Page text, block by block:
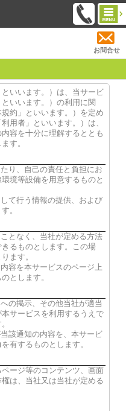
お問合せ
いいます。）は、当サービ
いいます。）の利用に関
約」といいます。）を定め
用者」といいます。）は、
容を十分に理解するととも
す。
り、自己の責任と負担にお
境等設備を用意するものと
て行う情報の提供、および
。
となく、当社が定める方法
るものとします。この場
ます。
容を本サービスのページ上
とします。
の掲示、その他当社が適当
サービスを利用するうえで
該通知の内容を、本サービ
有するものとします。
ージ等のコンテンツ、画面
は、当社又は当社が定める